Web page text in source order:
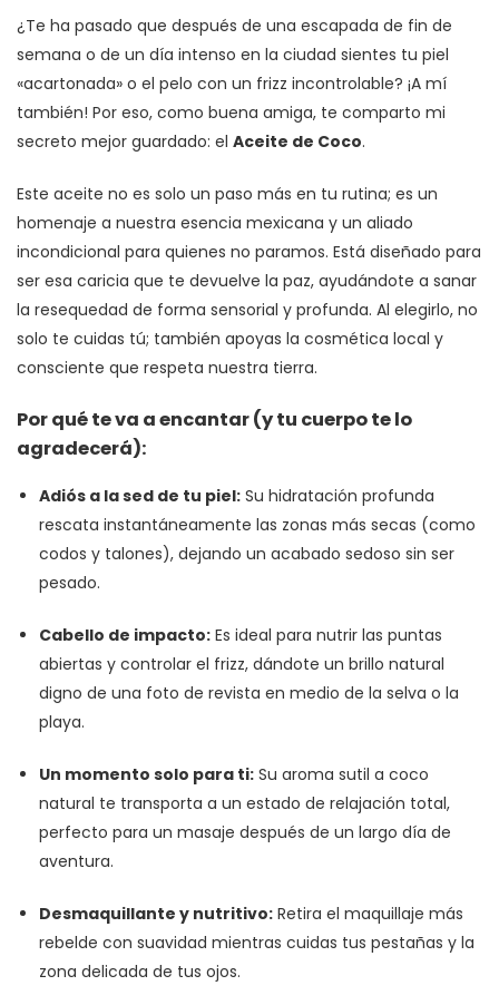
¿Te ha pasado que después de una escapada de fin de
semana o de un día intenso en la ciudad sientes tu piel
«acartonada» o el pelo con un frizz incontrolable? ¡A mí
también! Por eso, como buena amiga, te comparto mi
secreto mejor guardado: el Aceite de Coco.
Este aceite no es solo un paso más en tu rutina; es un
homenaje a nuestra esencia mexicana y un aliado
incondicional para quienes no paramos. Está diseñado para
ser esa caricia que te devuelve la paz, ayudándote a sanar
la resequedad de forma sensorial y profunda. Al elegirlo, no
solo te cuidas tú; también apoyas la cosmética local y
consciente que respeta nuestra tierra.
Por qué te va a encantar (y tu cuerpo te lo
agradecerá):
Adiós a la sed de tu piel: Su hidratación profunda
rescata instantáneamente las zonas más secas (como
codos y talones), dejando un acabado sedoso sin ser
pesado.
Cabello de impacto: Es ideal para nutrir las puntas
abiertas y controlar el frizz, dándote un brillo natural
digno de una foto de revista en medio de la selva o la
playa.
Un momento solo para ti: Su aroma sutil a coco
natural te transporta a un estado de relajación total,
perfecto para un masaje después de un largo día de
aventura.
Desmaquillante y nutritivo: Retira el maquillaje más
rebelde con suavidad mientras cuidas tus pestañas y la
zona delicada de tus ojos.